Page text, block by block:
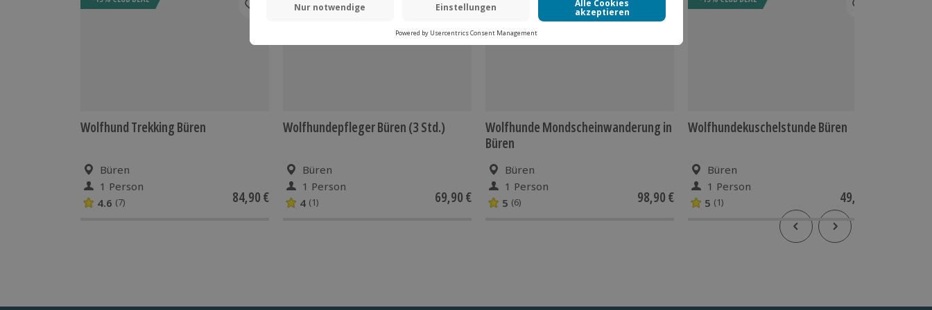
Wolfhund Trekking Büren
Büren
1 Person
4.6 (7) 84,90 €
Wolfhundepfleger Büren (3 Std.)
Büren
1 Person
4 (1) 69,90 €
Wolfhunde Mondscheinwanderung in
Büren
Büren
1 Person
5 (6) 98,90 €
Wolfhundekuschelstunde Büren
Büren
1 Person
5 (1) 49,90 €